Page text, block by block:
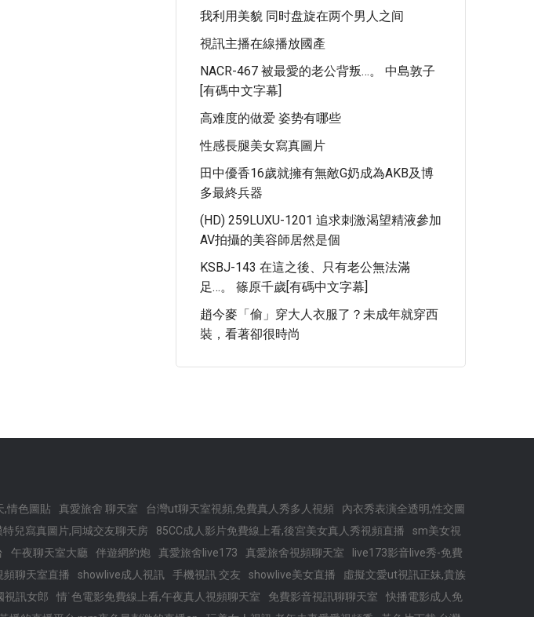
我利用美貌 同时盘旋在两个男人之间
視訊主播在線播放國產
NACR-467 被最愛的老公背叛…。 中島敦子
[有碼中文字幕]
高难度的做爱 姿势有哪些
性感長腿美女寫真圖片
田中優香16歲就擁有無敵G奶成為AKB及博
多最終兵器
(HD) 259LUXU-1201 追求刺激渴望精液參加
AV拍攝的美容師居然是個
KSBJ-143 在這之後、只有老公無法滿
足…。 篠原千歲[有碼中文字幕]
趙今麥「偷」穿大人衣服了？未成年就穿西
裝，看著卻很時尚
,情色圖貼 真愛旅舍 聊天室 台灣ut聊天室視頻,免費真人秀多人視頻
內衣秀表演全透明,性交圖
特兒寫真圖片,同城交友聊天房 85CC成人影片免費線上看,後宮美女真人秀視頻直播
sm美女視
午夜聊天室大廳 伴遊網約炮 真愛旅舍live173 真愛旅舍視頻聊天室
live173影音live秀-免費
頻聊天室直播 showlive成人視訊 手機視訊 交友 showlive美女直播
虛擬文愛ut視訊正妹,貴族
視訊女郎 情˙色電影免費線上看,午夜真人視頻聊天室 免費影音視訊聊聊天室
快播電影成人免